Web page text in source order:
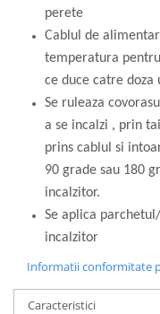
perete
Cablul de
temperatura
ce duce catre doza
Se ruleaza
a se incalzi , prin
prins cablul si
90 grade sau 180
incalzitor.
Se aplica
incalzitor
Informatii conformitate
Caracteristici